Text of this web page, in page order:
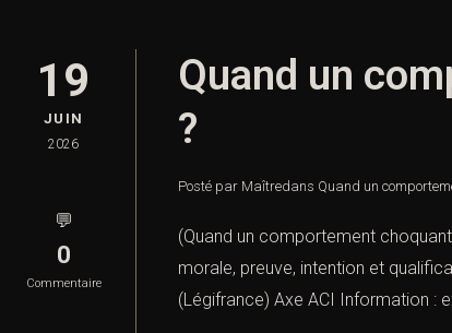
19
JUIN
2026
💬
0
Commentaire
Quand un
?
Posté par Maîtredans Quand un
(Quand un comportement
morale, preuve, intention et
(Légifrance) Axe ACI Information :